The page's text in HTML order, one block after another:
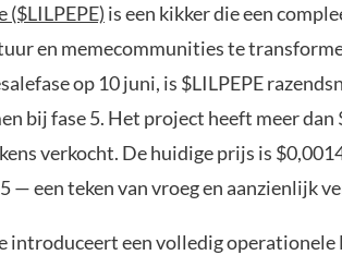
($LILPEPE) is een kikker die een
en memecommunities te
op 10 juni, is $LILPEPE
bij fase 5. Het project heeft meer
verkocht. De huidige prijs is
— een teken van vroeg en aanzienlijk
introduceert een volledig operationele